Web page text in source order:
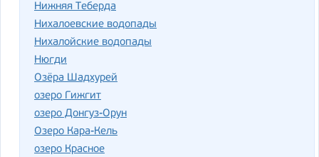
Нижняя Теберда
Нихалоевские водопады
Нихалойские водопады
Нюгди
Озёра Шадхурей
озеро Гижгит
озеро Донгуз-Орун
Озеро Кара-Кель
озеро Красное